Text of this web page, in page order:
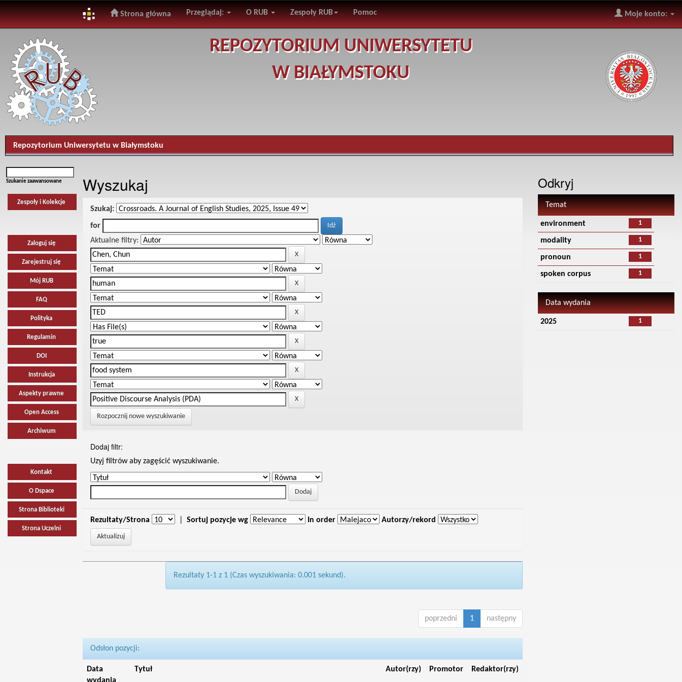
navigation
Strona główna Przeglądaj: O RUB Zespoły RUB Pomoc Moje konto:
REPOZYTORIUM UNIWERSYTETU
W BIAŁYMSTOKU
Repozytorium Uniwersytetu w Białymstoku
Szukanie zaawansowane
Zespoły i Kolekcje
Zaloguj się
Zarejestruj się
Mój RUB
FAQ
Polityka
Regulamin
DOI
Instrukcja
Aspekty prawne
Open Access
Archiwum
Kontakt
O Dspace
Strona Biblioteki
Strona Uczelni
Wyszukaj
Szukaj:
for
Aktualne filtry:
Rozpocznij nowe wyszukiwanie
Dodaj filtr:
Uzyj filtrów aby zagęścić wyszukiwanie.
Rezultaty/Strona Sortuj pozycje wg In order Autorzy/rekord
Rezultaty 1-1 z 1 (Czas wyszukiwania: 0.001 sekund).
poprzedni 1 następny
Odsłon pozycji:
Data
Tytuł Autor(rzy) Promotor Redaktor(rzy)
Odkryj
Temat
1
environment
1
modality
1
pronoun
1
spoken corpus
Data wydania
1
2025